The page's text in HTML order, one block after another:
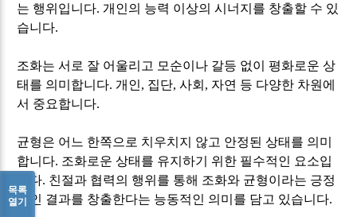
는 행위입니다.개인의 능력 이상의 시너지를 창출할 수 있
습니다.
조화는 서로 잘 어울리고 모순이나 갈등 없이 평화로운 상
태를 의미합니다.개인, 집단,사회 , 자연 등 다양한 차원에
서 중요합니다.
균형은 어느 한쪽으로 치우치지 않고 안정된 상태를 의미
합니다. 조화로운 상태를 유지하기 위한 필수적인 요소입
니다. 친절과 협력의 행위를 통해 조화와 균형이라는 긍정
적인 결과를 창출한다는 능동적인 의미를 담고 있습니다.
목록
열기